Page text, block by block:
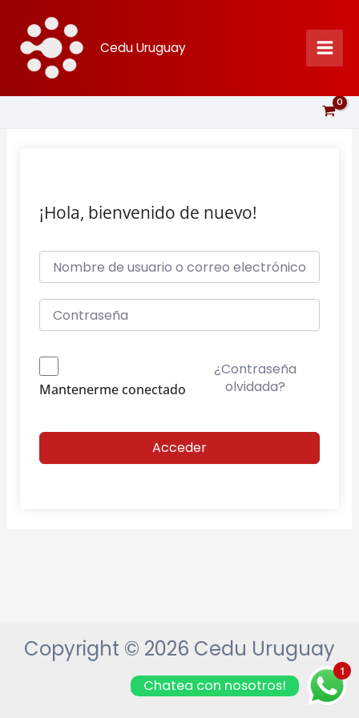
contenido
Cedu Uruguay
¡Hola, bienvenido de nuevo!
Mantenerme conectado
¿Contraseña
olvidada?
Acceder
Copyright © 2026 Cedu Uruguay
1
Chatea con nosotros!